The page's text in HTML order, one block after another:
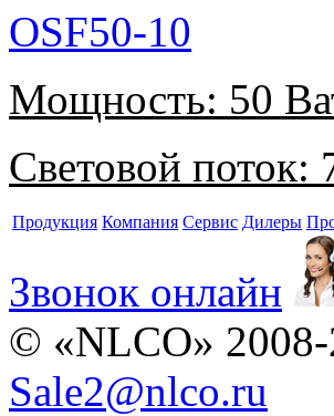
OSF50-10
Мощность: 50
Световой поток:
Продукция Компания Сервис Дилеры
Звонок онлайн
© «NLCO»
Sale2@nlco.ru